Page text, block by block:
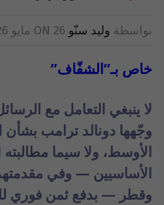
بواسطة وليد سنّو ON 26 مايو 2026
خاص بـ”الشفّاف”
لا ينبغي التعامل مع
وجّهها دونالد ترامب
الأوسط، ولا سيما مطالبته
الأساسيين — وفي
وقطر — بدفع ثمن فوري